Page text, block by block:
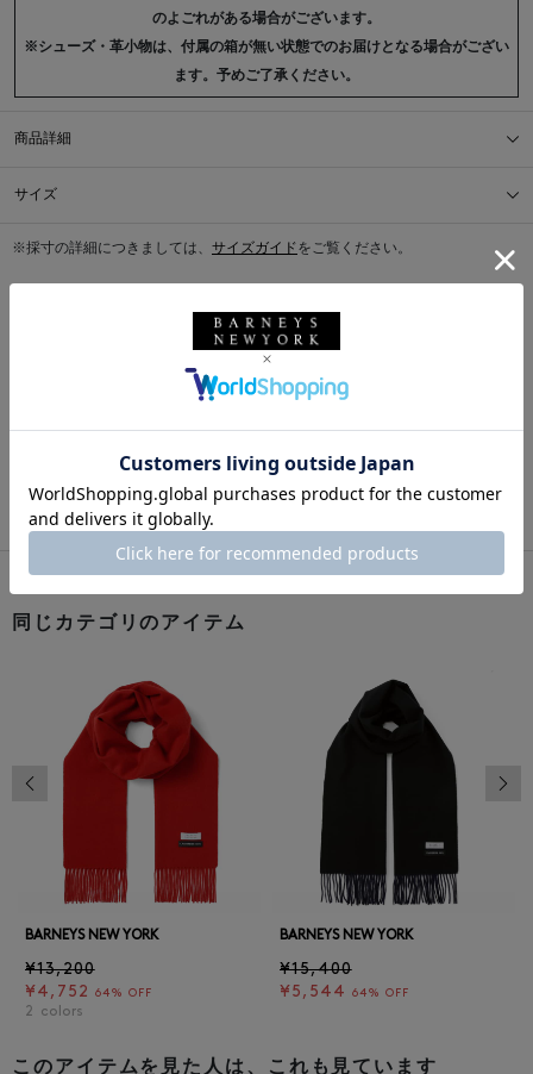
のよごれがある場合がございます。
※シューズ・革小物は、付属の箱が無い状態でのお届けとなる場合がござい
ます。予めご了承ください。
商品詳細
サイズ
※採寸の詳細につきましては、 サイズガイドをご覧ください。
このアイテムをシェアする
同じカテゴリのアイテム
BARNEYS NEW YORK
¥13,200
¥4,752
64% OFF
2 colors
BARNEYS NEW YORK
¥15,400
¥5,544
64% OFF
前の画像
このアイテムを見た人は、これも見ています